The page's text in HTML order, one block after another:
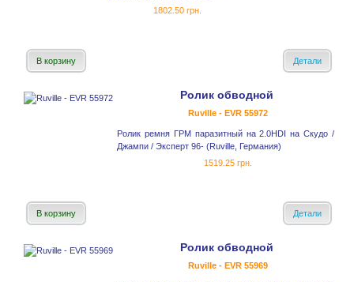
1802.50 грн.
В корзину Детали
Ролик обводной
Ruville - EVR 55972
Ролик ремня ГРМ паразитный на 2.0HDI на Скудо /
Джампи / Эксперт 96- (Ruville, Германия)
1519.25 грн.
В корзину Детали
Ролик обводной
Ruville - EVR 55969